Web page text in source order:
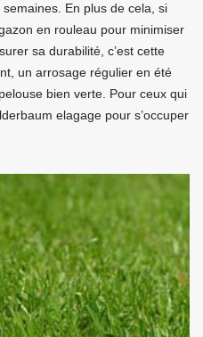
En plus de cela, si
en rouleau pour minimiser
sa durabilité, c’est cette
un arrosage régulier en été
bien verte. Pour ceux qui
elagage pour s’occuper